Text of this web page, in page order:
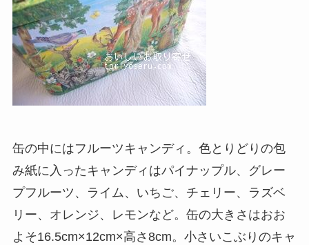
缶の中にはフルーツキャンディ。色とりどりの包
み紙に入ったキャンディはパイナップル、グレー
プフルーツ、ライム、いちご、チェリー、ラズベ
リー、オレンジ、レモンなど。缶の大きさはおお
よそ16.5cm×12cm×高さ8cm。小さいこぶりのキャ